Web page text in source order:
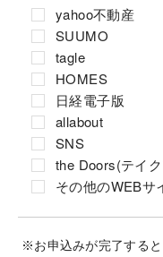
yahoo不動産
SUUMO
tagle
HOMES
日経電子版
allabout
SNS
the Doors(テイ
その他のWEBサ
※お申込みが完了する